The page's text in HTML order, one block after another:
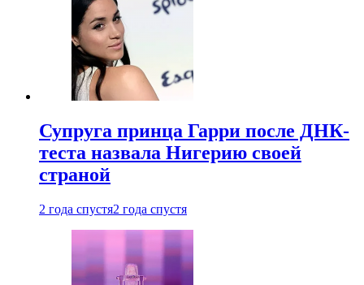
Супруга принца Гарри после ДНК-
теста назвала Нигерию своей
страной
2 года спустя2 года спустя